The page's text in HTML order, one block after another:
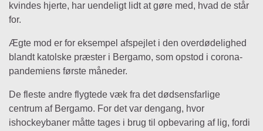
kvindes hjerte, har uendeligt lidt at gøre med, hvad de står
for.
Ægte mod er for eksempel afspejlet i den overdødelighed
blandt katolske præster i Bergamo, som opstod i corona-
pandemiens første måneder.
De fleste andre flygtede væk fra det dødsensfarlige
centrum af Bergamo. For det var dengang, hvor
ishockeybaner måtte tages i brug til opbevaring af lig, fordi